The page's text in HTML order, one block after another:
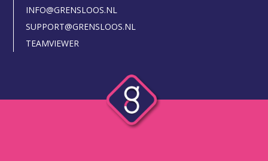
INFO@GRENSLOOS.NL
SUPPORT@GRENSLOOS.NL
TEAMVIEWER